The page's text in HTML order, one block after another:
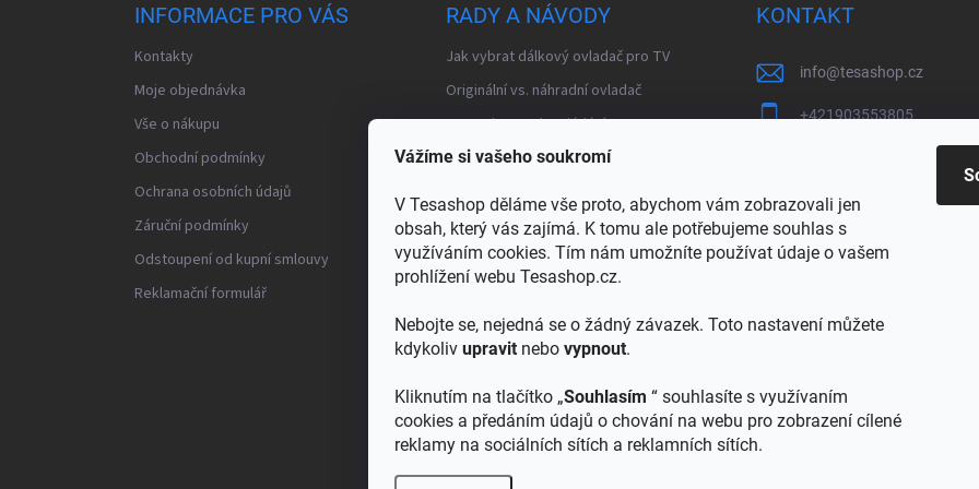
Vážíme si vašeho soukromí
V Tesashop děláme vše proto, abychom vám zobrazovali jen
obsah, který vás zajímá. K tomu ale potřebujeme souhlas s
využíváním cookies. Tím nám umožníte používat údaje o vašem
prohlížení webu Tesashop.cz.
Nebojte se, nejedná se o žádný závazek. Toto nastavení můžete
kdykoliv upravit nebo vypnout.
Kliknutím na tlačítko „Souhlasím “ souhlasíte s využívaním
cookies a předáním údajů o chování na webu pro zobrazení cílené
reklamy na sociálních sítích a reklamních sítích.
INFORMACE PRO VÁS
Kontakty
Moje objednávka
Vše o nákupu
Obchodní podmínky
Ochrana osobních údajů
Záruční podmínky
Odstoupení od kupní smlouvy
Reklamační formulář
RADY A NÁVODY
Jak vybrat dálkový ovladač pro TV
Originální vs. náhradní ovladač
IR vs. Bluetooth ovládání
Jak vybrat DVB-T zesilovač
Často kladené otázky – modulátory
Distribuce TV signálu
→ Všechny články a návody
KONTAKT
info@tesashop.cz
+421903553805